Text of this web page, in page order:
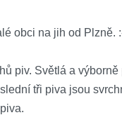
obci na jih od
piv. Světlá a
tři piva jsou